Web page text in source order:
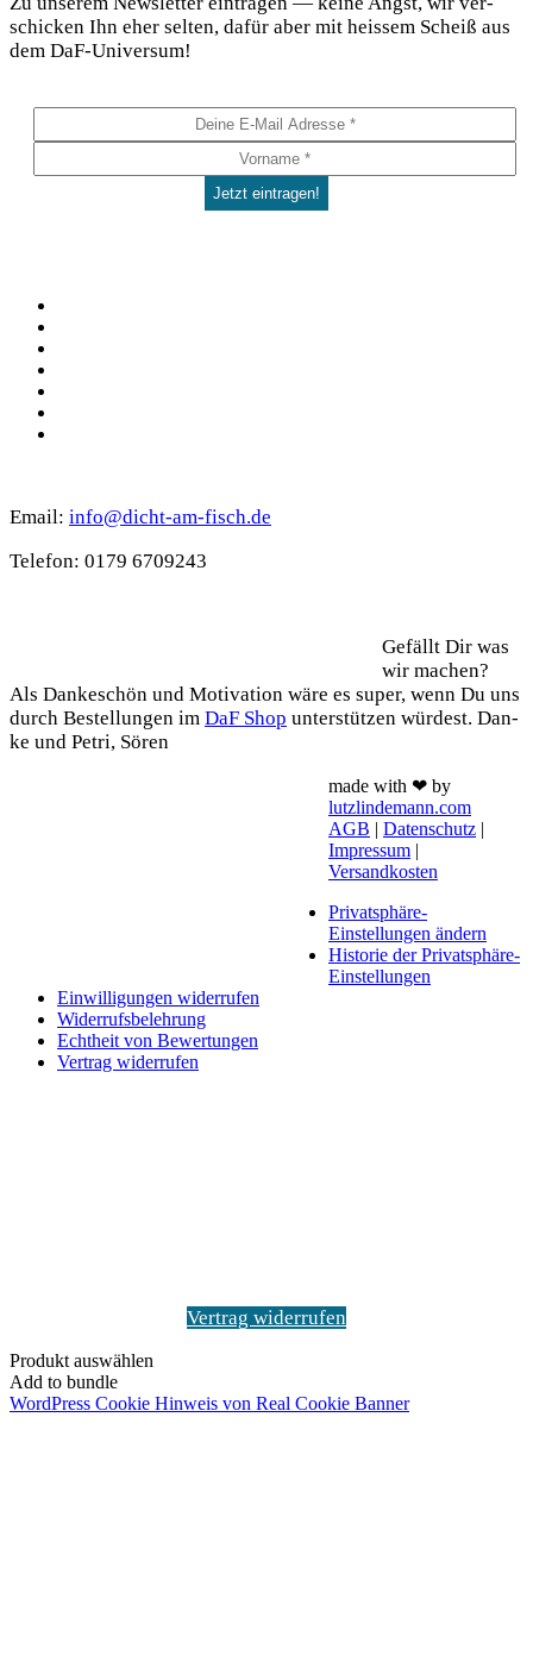
schi­cken Ihn eher sel­ten, dafür aber mit heis­sem Scheiß aus
dem DaF-Universum!
Email: info@dicht-am-fisch.de
Tele­fon: 0179 6709243
Gefällt Dir was
wir machen?
Als Dan­ke­schön und Moti­va­ti­on wäre es super, wenn Du uns
durch Bestel­lun­gen im DaF Shop unter­stüt­zen wür­dest. Dan­
ke und Petri, Sören
made with ❤ by
lutzlindemann.com
AGB | Datenschutz |
Impressum |
Versandkosten
Privatsphäre-
Einstellungen ändern
Historie der Privatsphäre-
Einstellungen
Einwilligungen widerrufen
Widerrufsbelehrung
Echtheit von Bewertungen
Vertrag widerrufen
Vertrag widerrufen
Produkt auswählen
Add to bundle
WordPress Cookie Hinweis von Real Cookie Banner